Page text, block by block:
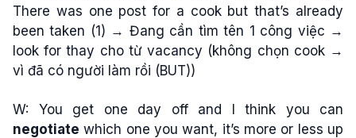
There was one post for a cook but that’s already
been taken (1) → Đang cần tìm tên 1 công việc →
look for thay cho từ vacancy (không chọn cook →
vì đã có người làm rồi (BUT))
W: You get one day offand I think you can
negotiate which one you want, it’s more or less up